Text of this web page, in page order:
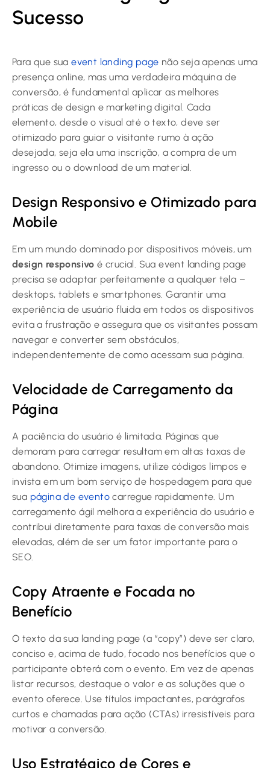
Sucesso
Para que suaevent landing page não seja apenas uma
presença online, mas uma verdadeira máquina de
conversão, é fundamental aplicar as melhores
práticas de design e marketing digital. Cada
elemento, desde o visual até o texto, deve ser
otimizado para guiar o visitante rumo à ação
desejada, seja ela uma inscrição, a compra de um
ingresso ou o download de um material.
Design Responsivo e Otimizado para
Mobile
Em um mundo dominado por dispositivos móveis, um
design responsivo é crucial. Sua event landing page
precisa se adaptar perfeitamente a qualquer tela –
desktops, tablets e smartphones. Garantir uma
experiência de usuário fluida em todos os dispositivos
evita a frustração e assegura que os visitantes possam
navegar e converter sem obstáculos,
independentemente de como acessam sua página.
Velocidade de Carregamento da
Página
A paciência do usuário é limitada. Páginas que
demoram para carregar resultam em altas taxas de
abandono. Otimize imagens, utilize códigos limpos e
invista em um bom serviço de hospedagem para que
sua página de evento carregue rapidamente. Um
carregamento ágil melhora a experiência do usuário e
contribui diretamente para taxas de conversão mais
elevadas, além de ser um fator importante para o
SEO.
Copy Atraente e Focada no
Benefício
O texto da sua landing page (a “copy”) deve ser claro,
conciso e, acima de tudo, focado nos benefícios que o
participante obterá com o evento. Em vez de apenas
listar recursos, destaque o valor e as soluções que o
evento oferece. Use títulos impactantes, parágrafos
curtos e chamadas para ação (CTAs) irresistíveis para
motivar a conversão.
Uso Estratégico de Cores e